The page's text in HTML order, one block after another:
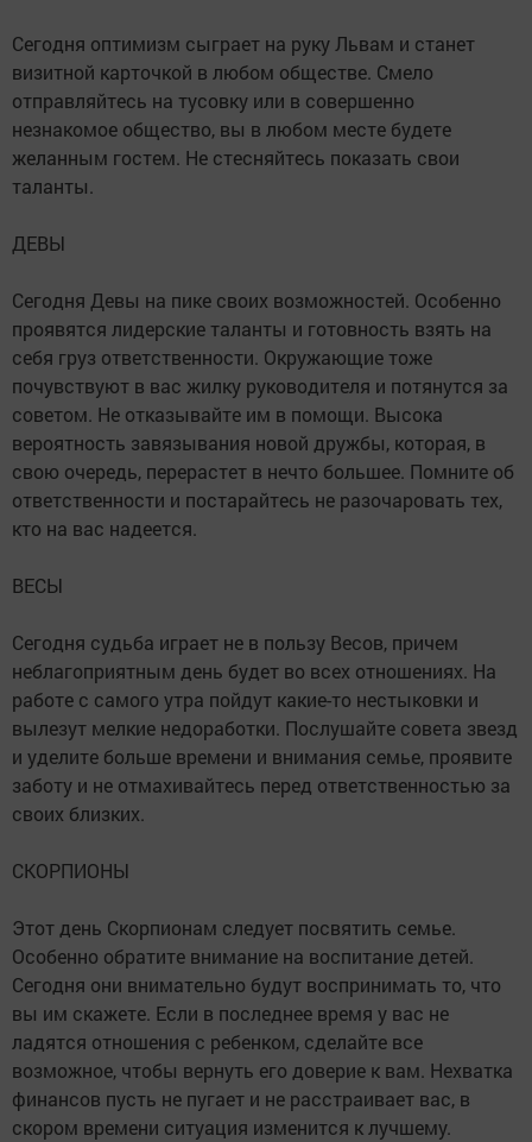
Сегодня оптимизм сыграет на руку Львам и станет
визитной карточкой в любом обществе. Смело
отправляйтесь на тусовку или в совершенно
незнакомое общество, вы в любом месте будете
желанным гостем. Не стесняйтесь показать свои
таланты.
ДЕВЫ
Сегодня Девы на пике своих возможностей. Особенно
проявятся лидерские таланты и готовность взять на
себя груз ответственности. Окружающие тоже
почувствуют в вас жилку руководителя и потянутся за
советом. Не отказывайте им в помощи. Высока
вероятность завязывания новой дружбы, которая, в
свою очередь, перерастет в нечто большее. Помните об
ответственности и постарайтесь не разочаровать тех,
кто на вас надеется.
ВЕСЫ
Сегодня судьба играет не в пользу Весов, причем
неблагоприятным день будет во всех отношениях. На
работе с самого утра пойдут какие-то нестыковки и
вылезут мелкие недоработки. Послушайте совета звезд
и уделите больше времени и внимания семье, проявите
заботу и не отмахивайтесь перед ответственностью за
своих близких.
СКОРПИОНЫ
Этот день Скорпионам следует посвятить семье.
Особенно обратите внимание на воспитание детей.
Сегодня они внимательно будут воспринимать то, что
вы им скажете. Если в последнее время у вас не
ладятся отношения с ребенком, сделайте все
возможное, чтобы вернуть его доверие к вам. Нехватка
финансов пусть не пугает и не расстраивает вас, в
скором времени ситуация изменится к лучшему.